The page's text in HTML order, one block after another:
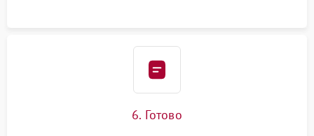
6. Готово